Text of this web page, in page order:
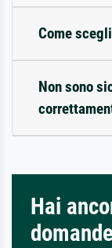
Come
Non sono
Hai